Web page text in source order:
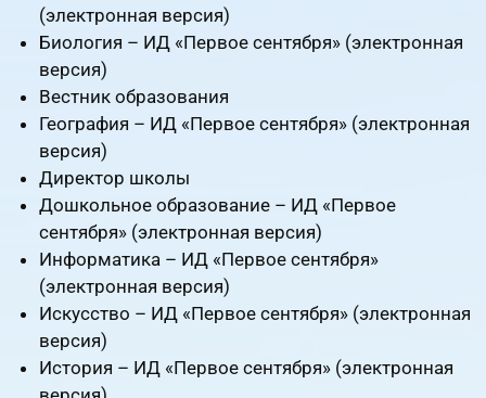
(электронная версия)
Биология – ИД «Первое сентября» (электронная
версия)
Вестник образования
География – ИД «Первое сентября» (электронная
версия)
Директор школы
Дошкольное образование – ИД «Первое
сентября» (электронная версия)
Информатика – ИД «Первое сентября»
(электронная версия)
Искусство – ИД «Первое сентября» (электронная
версия)
История – ИД «Первое сентября» (электронная